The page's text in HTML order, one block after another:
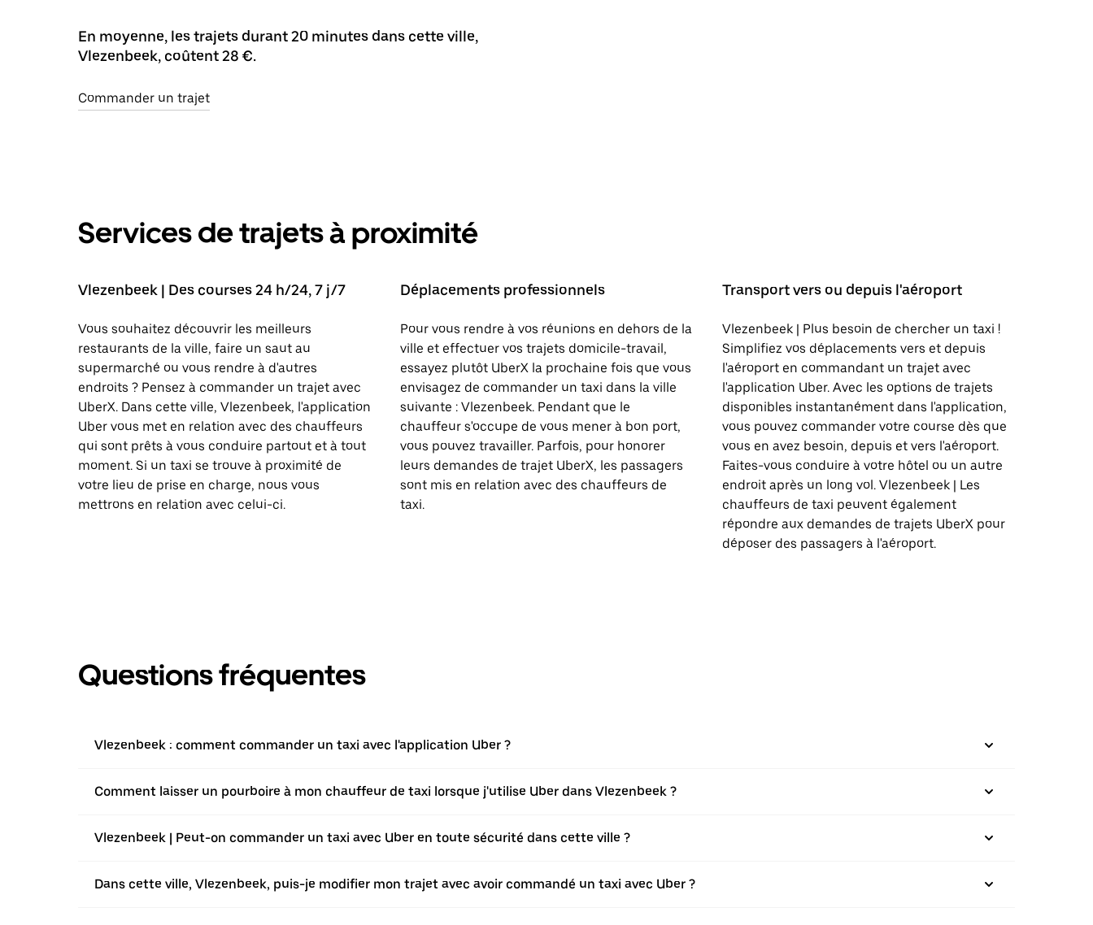
En moyenne, les trajets durant 20 minutes dans cette ville,
Vlezenbeek, coûtent 28 €.
Commander un trajet
Services de trajets à proximité
Vlezenbeek | Des courses 24 h/24, 7 j/7
Vous souhaitez découvrir les meilleurs
restaurants de la ville, faire un saut au
supermarché ou vous rendre à d'autres
endroits ? Pensez à commander un trajet avec
UberX. Dans cette ville, Vlezenbeek, l'application
Uber vous met en relation avec des chauffeurs
qui sont prêts à vous conduire partout et à tout
moment. Si un taxi se trouve à proximité de
votre lieu de prise en charge, nous vous
mettrons en relation avec celui-ci.
Déplacements professionnels
Pour vous rendre à vos réunions en dehors de la
ville et effectuer vos trajets domicile-travail,
essayez plutôt UberX la prochaine fois que vous
envisagez de commander un taxi dans la ville
suivante : Vlezenbeek. Pendant que le
chauffeur s'occupe de vous mener à bon port,
vous pouvez travailler. Parfois, pour honorer
leurs demandes de trajet UberX, les passagers
sont mis en relation avec des chauffeurs de
taxi.
Transport vers ou depuis l'aéroport
Vlezenbeek | Plus besoin de chercher un taxi !
Simplifiez vos déplacements vers et depuis
l'aéroport en commandant un trajet avec
l'application Uber. Avec les options de trajets
disponibles instantanément dans l'application,
vous pouvez commander votre course dès que
vous en avez besoin, depuis et vers l'aéroport.
Faites-vous conduire à votre hôtel ou un autre
endroit après un long vol. Vlezenbeek | Les
chauffeurs de taxi peuvent également
répondre aux demandes de trajets UberX pour
déposer des passagers à l'aéroport.
Questions fréquentes
Vlezenbeek : comment commander un taxi avec l'application Uber ?
Comment laisser un pourboire à mon chauffeur de taxi lorsque j'utilise Uber dans Vlezenbeek ?
Vlezenbeek | Peut-on commander un taxi avec Uber en toute sécurité dans cette ville ?
Dans cette ville, Vlezenbeek, puis-je modifier mon trajet avec avoir commandé un taxi avec Uber ?